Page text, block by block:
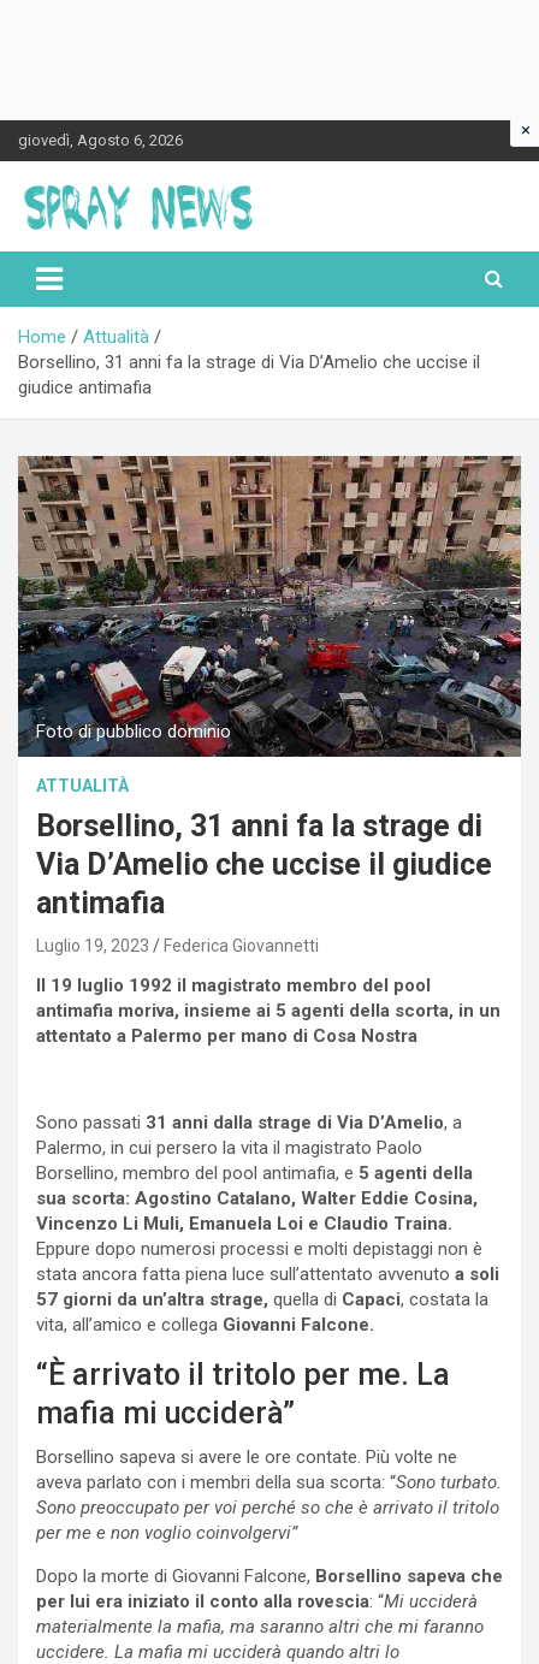
Skip
to
content
giovedì, Agosto 6, 2026
Spraynews.it
Home
Attualità
Borsellino, 31 anni fa la strage di Via D’Amelio che uccise il
giudice antimafia
Foto di pubblico dominio
ATTUALITÀ
Borsellino, 31 anni fa la strage di
Via D’Amelio che uccise il giudice
antimafia
Luglio 19, 2023 Federica Giovannetti
Il 19 luglio 1992 il magistrato membro del pool
antimafia moriva, insieme ai 5 agenti della scorta, in un
attentato a Palermo per mano di Cosa Nostra
Sono passati 31 anni dalla strage di Via D’Amelio, a
Palermo, in cui persero la vita il magistrato Paolo
Borsellino, membro del pool antimafia, e 5 agenti della
sua scorta: Agostino Catalano, Walter Eddie Cosina,
Vincenzo Li Muli, Emanuela Loi e Claudio Traina.
Eppure dopo numerosi processi e molti depistaggi non è
stata ancora fatta piena luce sull’attentato avvenuto a soli
57 giorni da un’altra strage, quella di Capaci, costata la
vita, all’amico e collega Giovanni Falcone.
“È arrivato il tritolo per me. La
mafia mi ucciderà”
Borsellino sapeva si avere le ore contate. Più volte ne
aveva parlato con i membri della sua scorta: “Sono turbato.
Sono preoccupato per voi perché so che è arrivato il tritolo
per me e non voglio coinvolgervi”
Dopo la morte di Giovanni Falcone, Borsellino sapeva che
per lui era iniziato il conto alla rovescia: “Mi ucciderà
materialmente la mafia, ma saranno altri che mi faranno
uccidere. La mafia mi ucciderà quando altri lo
×